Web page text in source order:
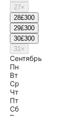
27×
28£300
29£300
30£300
31×
Сентябрь
Пн
Вт
Ср
Чт
Пт
Сб